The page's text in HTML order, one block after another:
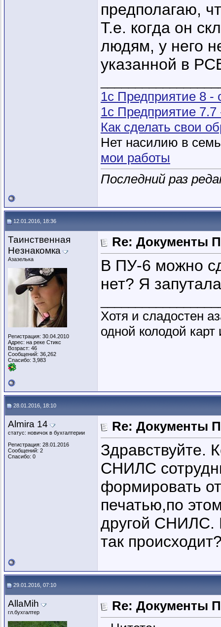
предполагаю,
Т.е. когда он
людям, у него
указанной в
1с Предприятие 8 -
1с Предприятие
Как сделать свои
Нет насилию в
мои работы
Последний раз
12.01.2016, 18:36
Таинственная
Незнакомка
Азазелька
Регистрация: 30.04.2010
Адрес: на реке Стикс
Возраст: 46
Сообщений: 36,262
Спасибо: 3,983
Re: Документы
В ПУ-6 можно
нет? Я
Хотя и сладостен
одной колодой
28.01.2016, 18:10
Almira 14
статус: новичок в бухгалтерии
Регистрация: 28.01.2016
Сообщений: 2
Спасибо: 0
Re: Документы
Здравствуйте.
СНИЛС
формировать
печатью,по
другой СНИЛС.
так
29.01.2016, 07:10
AllaMih
гл.бухгалтер
Re: Документы